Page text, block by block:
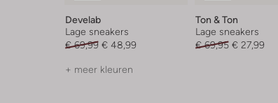
Develab
Lage sneakers
€ 69,99 € 48,99
+ meer kleuren
Ton & Ton
Lage sneakers
€ 69,95 € 27,99